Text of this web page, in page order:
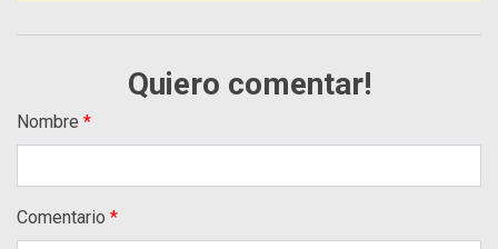
Quiero comentar!
Nombre
Comentario